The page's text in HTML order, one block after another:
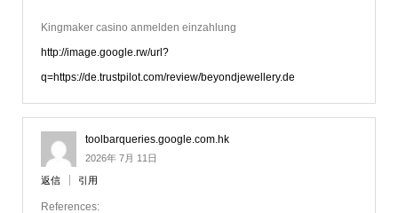
Kingmaker casino anmelden einzahlung
http://image.google.rw/url?
q=https://de.trustpilot.com/review/beyondjewellery.de
toolbarqueries.google.com.hk
2026年 7月 11日
返信 引用
References: